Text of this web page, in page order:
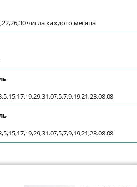
числа каждого месяца